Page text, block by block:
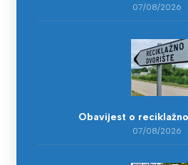
07/08/2026
Obavijest o
07/08/2026